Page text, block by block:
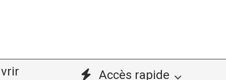
Accès rapide